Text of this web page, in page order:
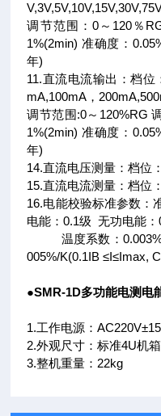
调节范围：0～120％
1%(2min) 准确度：
年)
11.直流电流输出：档位
mA,100mA，
调节范围:0～120%RG
1%(2min) 准确度：
年)
14.直流电压测量：档位
15.直流电流测量：档位
16.电能校验标准参数：
电能：0.1级 无功电能
温度系数：0.003%/
005%/K(0.1IB ≤I≤Imax,
●SMR-1D多功能电测电
1.工作电源：
2.外观尺寸：标准4U机箱
3.整机重量：22kg